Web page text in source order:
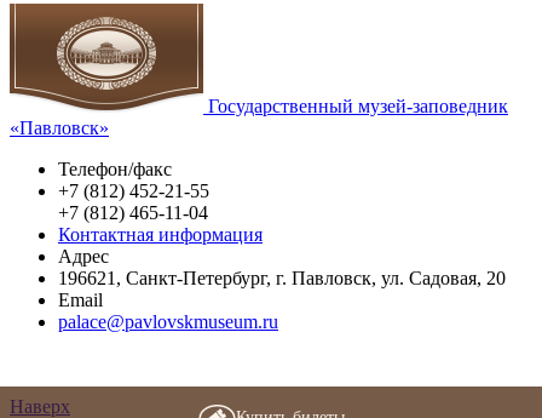
Государственный музей-заповедник
«Павловск»
Телефон/факс
+7 (812) 452-21-55
+7 (812) 465-11-04
Контактная информация
Адрес
196621 , Санкт-Петербург, г. Павловск, ул. Садовая, 20
Email
palace@pavlovskmuseum.ru
Наверх